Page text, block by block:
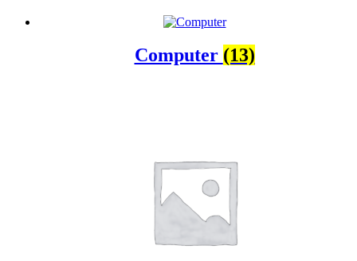
Computer (13)